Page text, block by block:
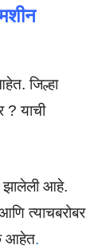
जिल्हा
? याची
झालेली आहे.
त्याचबरोबर
आहेत.